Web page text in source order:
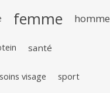
femme homme
santé
soins visage sport